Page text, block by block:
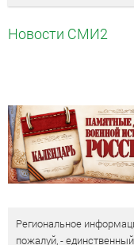
Новости СМИ2
Региональное
пожалуй, -